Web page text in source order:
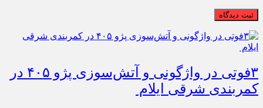
ثبت دیدگاه
۳فوتی در واژگونی و آتش‌سوزی پژو ۴۰۵ در
کمربندی شرقی ایلام